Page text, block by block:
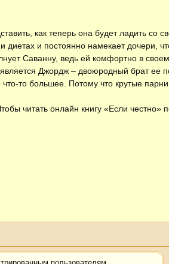
как теперь она будет ладить со
диетах и постоянно намекает дочери,
Саванну, ведь ей комфортно в
Джордж – двоюродный брат ее
то большее. Потому что крутые
читать онлайн книгу «Если честно»